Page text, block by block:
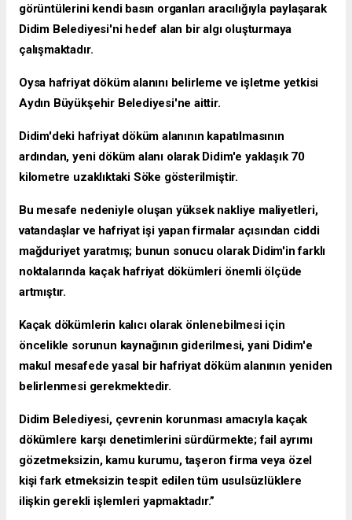
görüntülerini kendi basın organları aracılığıyla paylaşarak
Didim Belediyesi'ni hedef alan bir algı oluşturmaya
çalışmaktadır.
Oysa hafriyat döküm alanını belirleme ve işletme yetkisi
Aydın Büyükşehir Belediyesi'ne aittir.
Didim'deki hafriyat döküm alanının kapatılmasının
ardından, yeni döküm alanı olarak Didim'e yaklaşık 70
kilometre uzaklıktaki Söke gösterilmiştir.
Bu mesafe nedeniyle oluşan yüksek nakliye maliyetleri,
vatandaşlar ve hafriyat işi yapan firmalar açısından ciddi
mağduriyet yaratmış; bunun sonucu olarak Didim'in farklı
noktalarında kaçak hafriyat dökümleri önemli ölçüde
artmıştır.
Kaçak dökümlerin kalıcı olarak önlenebilmesi için
öncelikle sorunun kaynağının giderilmesi, yani Didim'e
makul mesafede yasal bir hafriyat döküm alanının yeniden
belirlenmesi gerekmektedir.
Didim Belediyesi, çevrenin korunması amacıyla kaçak
dökümlere karşı denetimlerini sürdürmekte; fail ayrımı
gözetmeksizin, kamu kurumu, taşeron firma veya özel
kişi fark etmeksizin tespit edilen tüm usulsüzlüklere
ilişkin gerekli işlemleri yapmaktadır.”